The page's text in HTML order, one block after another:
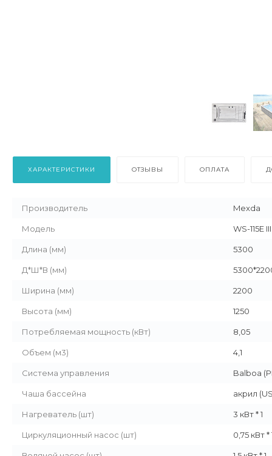
ХАРАКТЕРИСТИКИ ОТЗЫВЫ ОПЛАТА
Производитель Mexda
Модель WS-115E III
Длина (мм) 5300
Д*Ш*В (мм)
Ширина (мм) 2200
Высота (мм) 1250
Потребляемая мощность (кВт) 8,05
Объем (м3) 4,1
Система управления Balboa
Чаша бассейна акрил
Нагреватель (шт) 3 кВт * 1
Циркуляционный насос (шт) 0,75 кВт *